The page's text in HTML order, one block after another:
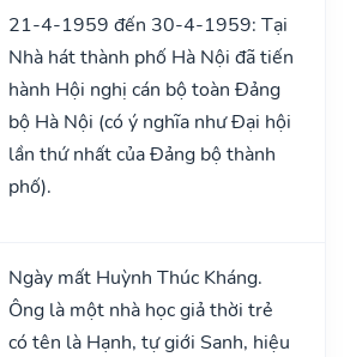
21-4-1959 đến 30-4-1959: Tại
Nhà hát thành phố Hà Nội đã tiến
hành Hội nghị cán bộ toàn Đảng
bộ Hà Nội (có ý nghĩa như Đại hội
lần thứ nhất của Đảng bộ thành
phố).
Ngày mất Huỳnh Thúc Kháng.
Ông là một nhà học giả thời trẻ
có tên là Hạnh, tự giới Sanh, hiệu